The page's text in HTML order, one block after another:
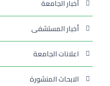
أخبار الجامعة
أخبار المستشفى
اعلانات الجامعة
الابحاث المنشورة